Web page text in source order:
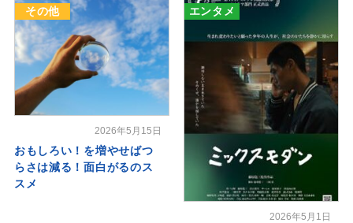
その他
2026年5月15日
おもしろい！を増やせばつ
らさは減る！面白がるのス
スメ
エンタメ
2026年5月1日